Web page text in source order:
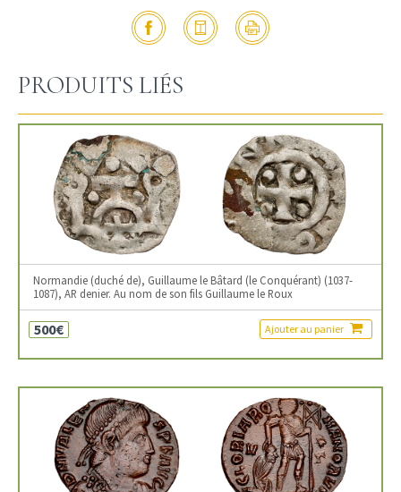
PRODUITS LIÉS
Normandie (duché de), Guillaume le Bâtard (le Conquérant) (1037-
1087), AR denier. Au nom de son fils Guillaume le Roux
500€ Ajouter au panier